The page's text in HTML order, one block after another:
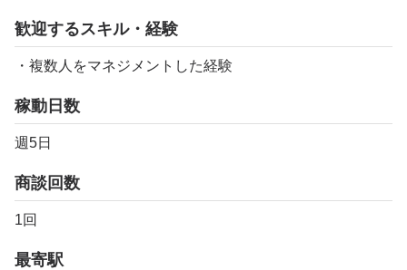
歓迎するスキル・経験
・複数人をマネジメントした経験
稼動日数
週5日
商談回数
1回
最寄駅